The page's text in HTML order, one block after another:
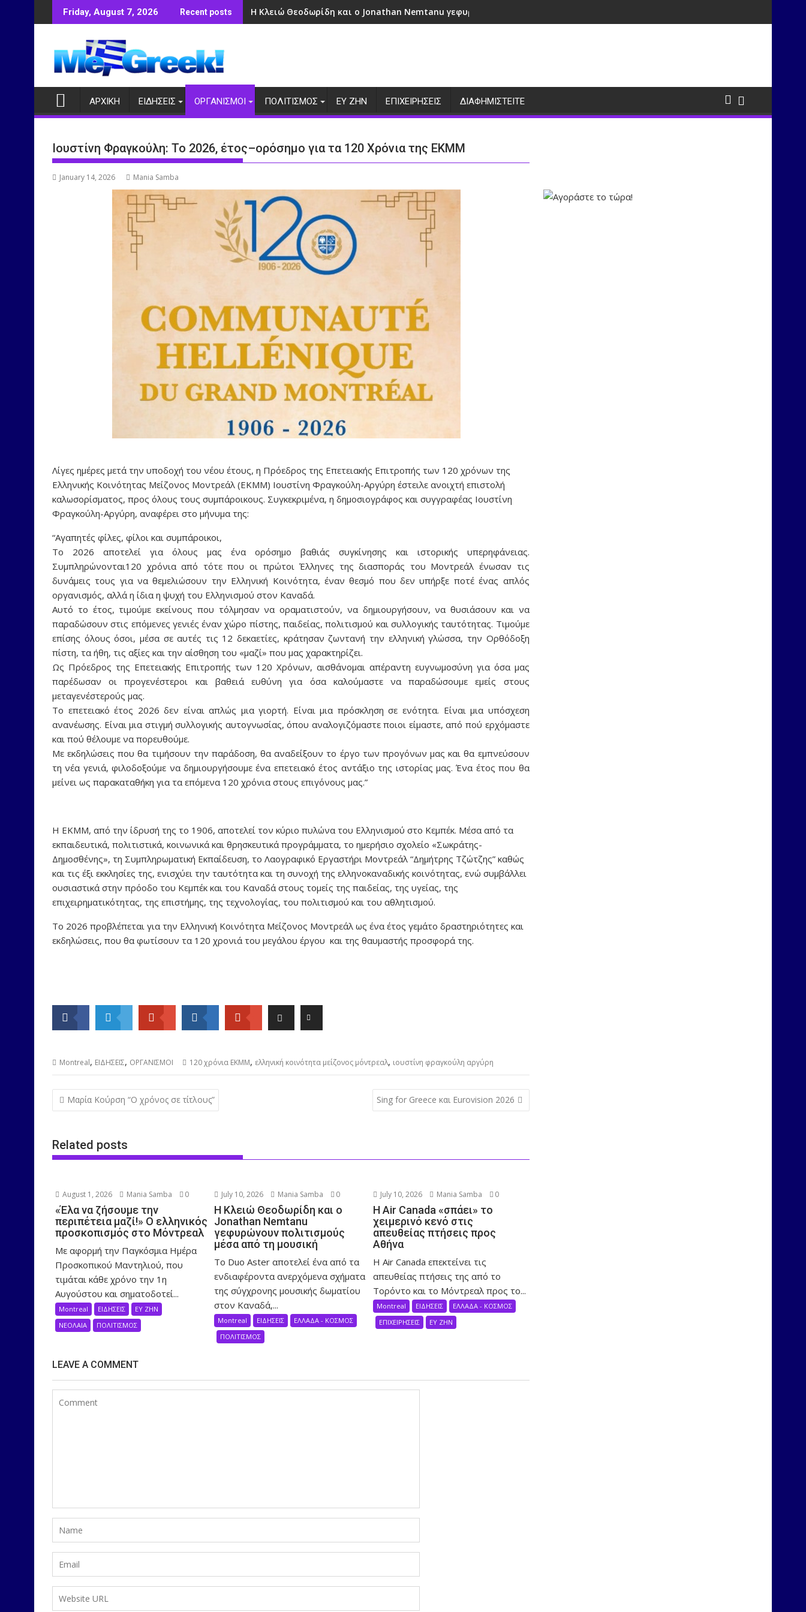
to
Friday, August 7, 2026 Recent posts Η Κλειώ Θεοδωρίδη και ο Jonathan Nemtanu γεφυρώνουν πολιτισμούς μέσα από τη μουσική
ΑΡΧΙΚΗ ΕΙΔΗΣΕΙΣ ΟΡΓΑΝΙΣΜΟΙ ΠΟΛΙΤΙΣΜΟΣ ΕΥ ΖΗΝ ΕΠΙΧΕΙΡΗΣΕΙΣ ΔΙΑΦΗΜΙΣΤΕΙΤΕ
Ιουστίνη Φραγκούλη: Το 2026, έτος–ορόσημο για τα 120 Χρόνια της ΕΚΜΜ
January 14, 2026 Mania Samba
Λίγες ημέρες μετά την υποδοχή του νέου έτους, η Πρόεδρος της Επετειακής Επιτροπής των 120 χρόνων της
Ελληνικής Κοινότητας Μείζονος Μοντρεάλ (ΕΚΜΜ) Ιουστίνη Φραγκούλη-Αργύρη έστειλε ανοιχτή επιστολή
καλωσορίσματος, προς όλους τους συμπάροικους. Συγκεκριμένα, η δημοσιογράφος και συγγραφέας Ιουστίνη
Φραγκούλη-Αργύρη, αναφέρει στο μήνυμα της:
“Aγαπητές φίλες, φίλοι και συμπάροικοι,
Το 2026 αποτελεί για όλους μας ένα ορόσημο βαθιάς συγκίνησης και ιστορικής υπερηφάνειας.
Συμπληρώνονται120 χρόνια από τότε που οι πρώτοι Έλληνες της διασποράς του Μοντρεάλ ένωσαν τις
δυνάμεις τους για να θεμελιώσουν την Ελληνική Κοινότητα, έναν θεσμό που δεν υπήρξε ποτέ ένας απλός
οργανισμός, αλλά η ίδια η ψυχή του Ελληνισμού στον Καναδά.
Αυτό το έτος, τιμούμε εκείνους που τόλμησαν να οραματιστούν, να δημιουργήσουν, να θυσιάσουν και να
παραδώσουν στις επόμενες γενιές έναν χώρο πίστης, παιδείας, πολιτισμού και συλλογικής ταυτότητας. Τιμούμε
επίσης όλους όσοι, μέσα σε αυτές τις 12 δεκαετίες, κράτησαν ζωντανή την ελληνική γλώσσα, την Ορθόδοξη
πίστη, τα ήθη, τις αξίες και την αίσθηση του «μαζί» που μας χαρακτηρίζει.
Ως Πρόεδρος της Επετειακής Επιτροπής των 120 Χρόνων, αισθάνομαι απέραντη ευγνωμοσύνη για όσα μας
παρέδωσαν οι προγενέστεροι και βαθειά ευθύνη για όσα καλούμαστε να παραδώσουμε εμείς στους
μεταγενέστερούς μας.
Το επετειακό έτος 2026 δεν είναι απλώς μια γιορτή. Είναι μια πρόσκληση σε ενότητα. Είναι μια υπόσχεση
ανανέωσης. Είναι μια στιγμή συλλογικής αυτογνωσίας, όπου αναλογιζόμαστε ποιοι είμαστε, από πού ερχόμαστε
και πού θέλουμε να πορευθούμε.
Με εκδηλώσεις που θα τιμήσουν την παράδοση, θα αναδείξουν το έργο των προγόνων μας και θα εμπνεύσουν
τη νέα γενιά, φιλοδοξούμε να δημιουργήσουμε ένα επετειακό έτος αντάξιο της ιστορίας μας. Ένα έτος που θα
μείνει ως παρακαταθήκη για τα επόμενα 120 χρόνια στους επιγόνους μας.”
Η ΕΚΜΜ, από την ίδρυσή της το 1906, αποτελεί τον κύριο πυλώνα του Ελληνισμού στο Κεμπέκ. Μέσα από τα
εκπαιδευτικά, πολιτιστικά, κοινωνικά και θρησκευτικά προγράμματα, το ημερήσιο σχολείο «Σωκράτης-
Δημοσθένης», τη Συμπληρωματική Εκπαίδευση, το Λαογραφικό Εργαστήρι Μοντρεάλ “Δημήτρης Τζώτζης” καθώς
και τις έξι εκκλησίες της, ενισχύει την ταυτότητα και τη συνοχή της ελληνοκαναδικής κοινότητας, ενώ συμβάλλει
ουσιαστικά στην πρόοδο του Κεμπέκ και του Καναδά στους τομείς της παιδείας, της υγείας, της
επιχειρηματικότητας, της επιστήμης, της τεχνολογίας, του πολιτισμού και του αθλητισμού.
Το 2026 προβλέπεται για την Ελληνική Κοινότητα Μείζονος Μοντρεάλ ως ένα έτος γεμάτο δραστηριότητες και
εκδηλώσεις, που θα φωτίσουν τα 120 χρονιά του μεγάλου έργου και της θαυμαστής προσφορά της.
Montreal, ΕΙΔΗΣΕΙΣ, ΟΡΓΑΝΙΣΜΟΙ 120 χρόνια ΕΚΜΜ, ελληνική κοινότητα μείζονος μόντρεαλ, ιουστίνη φραγκούλη αργύρη
Post
navigation
Μαρία Κούρση “Ο χρόνος σε τίτλους” Sing for Greece και Eurovision 2026
Related posts
August 1, 2026 Mania Samba 0
«Έλα να ζήσουμε την
περιπέτεια μαζί!» Ο ελληνικός
προσκοπισμός στο Μόντρεαλ
Με αφορμή την Παγκόσμια Ημέρα
Προσκοπικού Μαντηλιού, που
τιμάται κάθε χρόνο την 1η
Αυγούστου και σηματοδοτεί...
Montreal ΕΙΔΗΣΕΙΣ
ΕΥ ΖΗΝ
ΝΕΟΛΑΙΑ
ΠΟΛΙΤΙΣΜΟΣ
July 10, 2026 Mania Samba 0
Η Κλειώ Θεοδωρίδη και ο
Jonathan Nemtanu
γεφυρώνουν πολιτισμούς
μέσα από τη μουσική
Το Duo Aster αποτελεί ένα από τα
ενδιαφέροντα ανερχόμενα σχήματα
της σύγχρονης μουσικής δωματίου
στον Καναδά,...
Montreal ΕΙΔΗΣΕΙΣ
ΕΛΛΑΔΑ - ΚΟΣΜΟΣ
ΠΟΛΙΤΙΣΜΟΣ
July 10, 2026 Mania Samba 0
Η Air Canada «σπάει» το
χειμερινό κενό στις
απευθείας πτήσεις προς
Αθήνα
Η Air Canada επεκτείνει τις
απευθείας πτήσεις της από το
Τορόντο και το Μόντρεαλ προς το...
Montreal ΕΙΔΗΣΕΙΣ
ΕΛΛΑΔΑ - ΚΟΣΜΟΣ
ΕΠΙΧΕΙΡΗΣΕΙΣ
ΕΥ ΖΗΝ
LEAVE A COMMENT